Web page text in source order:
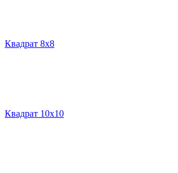
Квадрат 8х8
Квадрат 10х10